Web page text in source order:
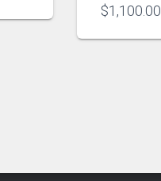
$1,100.00